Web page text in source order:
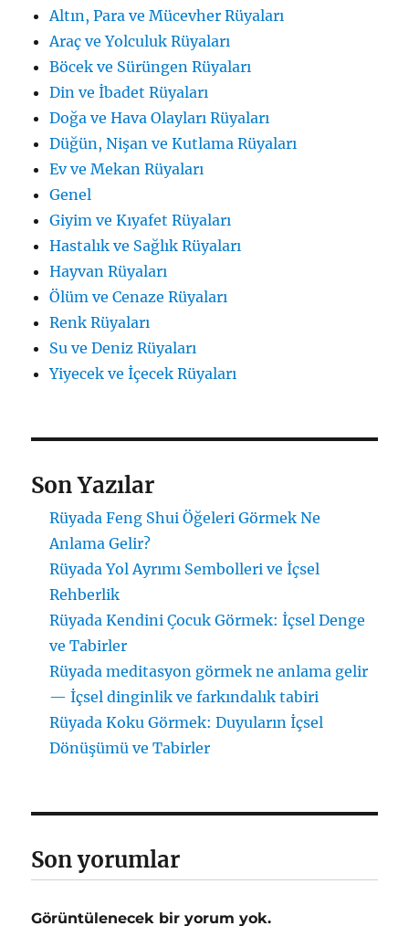
Altın, Para ve Mücevher Rüyaları
Araç ve Yolculuk Rüyaları
Böcek ve Sürüngen Rüyaları
Din ve İbadet Rüyaları
Doğa ve Hava Olayları Rüyaları
Düğün, Nişan ve Kutlama Rüyaları
Ev ve Mekan Rüyaları
Genel
Giyim ve Kıyafet Rüyaları
Hastalık ve Sağlık Rüyaları
Hayvan Rüyaları
Ölüm ve Cenaze Rüyaları
Renk Rüyaları
Su ve Deniz Rüyaları
Yiyecek ve İçecek Rüyaları
Son Yazılar
Rüyada Feng Shui Öğeleri Görmek Ne
Anlama Gelir?
Rüyada Yol Ayrımı Sembolleri ve İçsel
Rehberlik
Rüyada Kendini Çocuk Görmek: İçsel Denge
ve Tabirler
Rüyada meditasyon görmek ne anlama gelir
— İçsel dinginlik ve farkındalık tabiri
Rüyada Koku Görmek: Duyuların İçsel
Dönüşümü ve Tabirler
Son yorumlar
Görüntülenecek bir yorum yok.